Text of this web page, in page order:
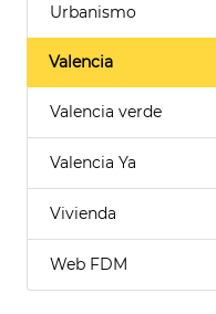
Urbanismo
Valencia
Valencia verde
Valencia Ya
Vivienda
Web FDM